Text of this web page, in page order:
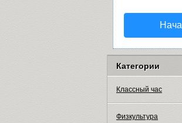
Категории
Классный час
Физкультура